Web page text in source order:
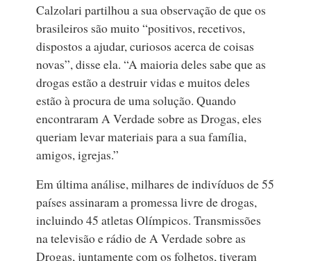
Calzolari partilhou a sua observação de que os
brasileiros são muito “positivos, recetivos,
dispostos a ajudar, curiosos acerca de coisas
novas”, disse ela. “A maioria deles sabe que as
drogas estão a destruir vidas e muitos deles
estão à procura de uma solução. Quando
encontraram A Verdade sobre as Drogas, eles
queriam levar materiais para a sua família,
amigos, igrejas.”
Em última análise, milhares de indivíduos de 55
países assinaram a promessa livre de drogas,
incluindo 45 atletas Olímpicos. Transmissões
na televisão e rádio de A Verdade sobre as
Drogas, juntamente com os folhetos, tiveram